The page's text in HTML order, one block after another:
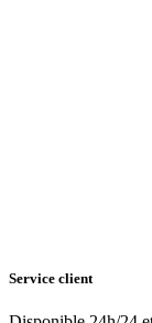
Service client